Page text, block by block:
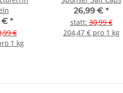
€ *
€
1 kg
26,99 € *
statt:30,99 €
204,47 € pro 1 kg